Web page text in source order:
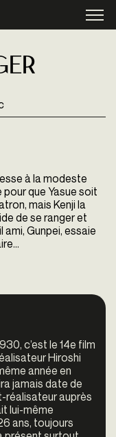
à la modeste
pour que Yasue soit
mais Kenji la
de se ranger et
ami, Gunpei, essaie
c’est le 14e film
Hiroshi
année en
jamais date de
réalisateur auprès
lui-même
ans, toujours